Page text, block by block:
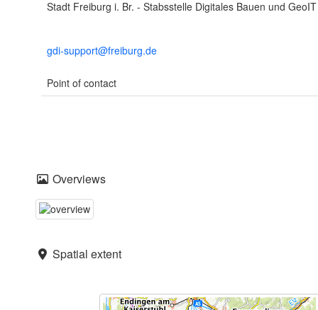
Stadt Freiburg i. Br. - Stabsstelle Digitales Bauen und GeoIT
gdi-support@freiburg.de
Point of contact
Overviews
Spatial extent